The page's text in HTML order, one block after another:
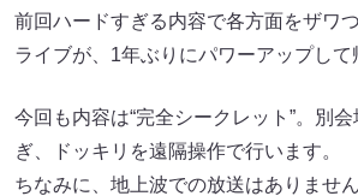
前回ハードすぎる内容で各方面をザワ
ライブが、1年ぶりにパワーアップして
今回も内容は“完全シークレット”。別
ぎ、ドッキリを遠隔操作で行います。
ちなみに、地上波での放送はありません